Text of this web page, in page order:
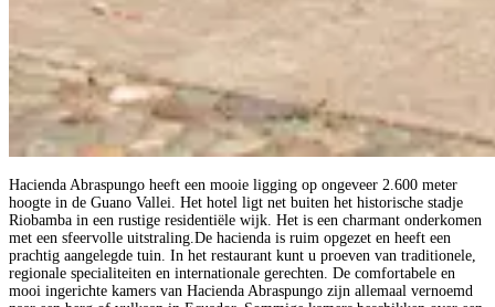
Hacienda Abraspungo heeft een mooie ligging op ongeveer 2.600 meter
hoogte in de Guano Vallei. Het hotel ligt net buiten het historische stadje
Riobamba in een rustige residentiële wijk. Het is een charmant onderkomen
met een sfeervolle uitstraling.De hacienda is ruim opgezet en heeft een
prachtig aangelegde tuin. In het restaurant kunt u proeven van traditionele,
regionale specialiteiten en internationale gerechten. De comfortabele en
mooi ingerichte kamers van Hacienda Abraspungo zijn allemaal vernoemd